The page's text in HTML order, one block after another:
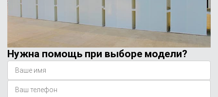
Нужна помощь при выборе модели?